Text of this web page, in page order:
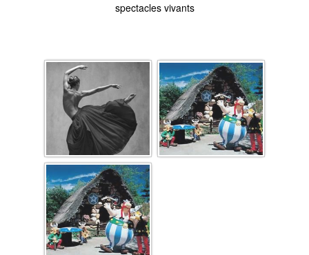
spectacles vivants